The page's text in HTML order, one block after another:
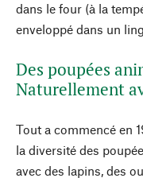
dans le four (à la
enveloppé dans un
Des poupées
Naturellement
Tout a commencé en
la diversité des
avec des lapins, des